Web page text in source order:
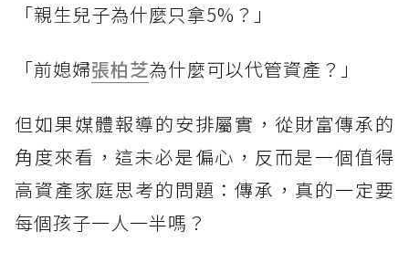
「親生兒子為什麼只拿5%？」
「前媳婦張柏芝為什麼可以代管資產？」
但如果媒體報導的安排屬實，從財富傳承的
角度來看，這未必是偏心，反而是一個值得
高資產家庭思考的問題：傳承，真的一定要
每個孩子一人一半嗎？